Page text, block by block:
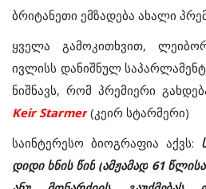
ბრიტანეთი ემზადება ახალი
ყველა
გამოკითხვით,
ივლისს დანიშნულ
ნიშნავს, რომ პრემიერი
Keir Starmer (კეირ სტარმერი)
საინტერესო ბიოგრაფია აქვს:
დიდი ხნის წინ (ამჟამად 61